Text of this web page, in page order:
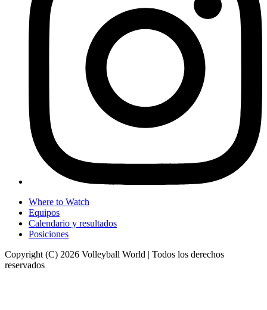
Where to Watch
Equipos
Calendario y resultados
Posiciones
Copyright (C) 2026 Volleyball World | Todos los derechos
reservados